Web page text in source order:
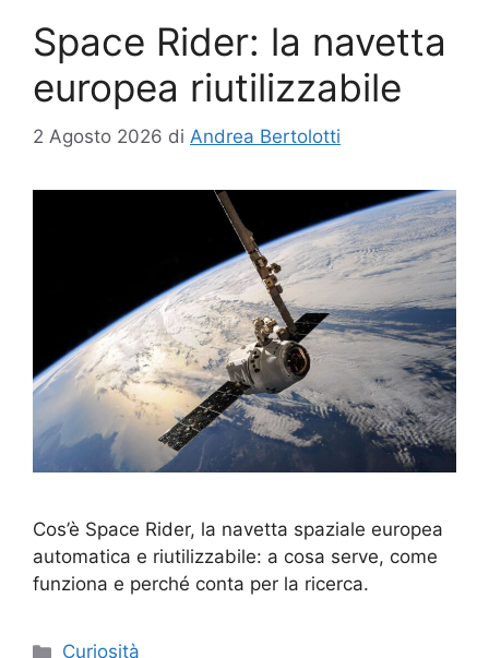
Space Rider: la navetta
europea riutilizzabile
2 Agosto 2026 di Andrea Bertolotti
Cos’è Space Rider, la navetta spaziale europea
automatica e riutilizzabile: a cosa serve, come
funziona e perché conta per la ricerca.
Categorie
Curiosità